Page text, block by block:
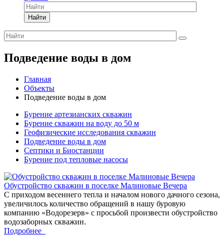
Найти
Подведение воды в дом
Главная
Объекты
Подведение воды в дом
Бурение артезианских скважин
Бурение скважин на воду до 50 м
Геофизические исследования скважин
Подведение воды в дом
Септики и Биостанции
Бурение под тепловые насосы
Обустройство скважин в поселке Малиновые Вечера
С приходом весеннего тепла и началом нового дачного сезона,
увеличилось количество обращений в нашу буровую
компанию «Водорезерв» с просьбой произвести обустройство
водозаборных скважин.
Подробнее